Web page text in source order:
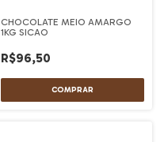
CHOCOLATE MEIO AMARGO
1KG SICAO
R$96,50